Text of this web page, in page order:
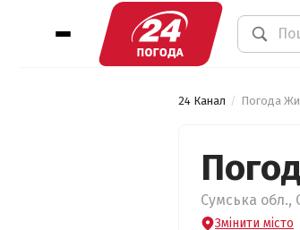
24 Канал Погода
Сумська обл.,
Змінити місто